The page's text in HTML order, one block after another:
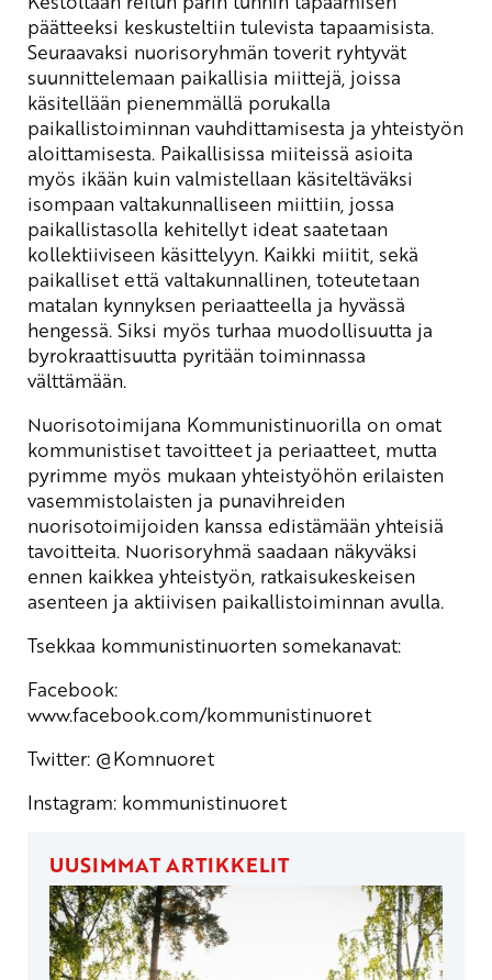
päätteeksi keskusteltiin tulevista tapaamisista.
Seuraavaksi nuorisoryhmän toverit ryhtyvät
suunnittelemaan paikallisia miittejä, joissa
käsitellään pienemmällä porukalla
paikallistoiminnan vauhdittamisesta ja yhteistyön
aloittamisesta. Paikallisissa miiteissä asioita
myös ikään kuin valmistellaan käsiteltäväksi
isompaan valtakunnalliseen miittiin, jossa
paikallistasolla kehitellyt ideat saatetaan
kollektiiviseen käsittelyyn. Kaikki miitit, sekä
paikalliset että valtakunnallinen, toteutetaan
matalan kynnyksen periaatteella ja hyvässä
hengessä. Siksi myös turhaa muodollisuutta ja
byrokraattisuutta pyritään toiminnassa
välttämään.
Nuorisotoimijana Kommunistinuorilla on omat
kommunistiset tavoitteet ja periaatteet, mutta
pyrimme myös mukaan yhteistyöhön erilaisten
vasemmistolaisten ja punavihreiden
nuorisotoimijoiden kanssa edistämään yhteisiä
tavoitteita. Nuorisoryhmä saadaan näkyväksi
ennen kaikkea yhteistyön, ratkaisukeskeisen
asenteen ja aktiivisen paikallistoiminnan avulla.
Tsekkaa kommunistinuorten somekanavat:
Facebook:
www.facebook.com/kommunistinuoret
Twitter: @Komnuoret
Instagram: kommunistinuoret
UUSIMMAT ARTIKKELIT